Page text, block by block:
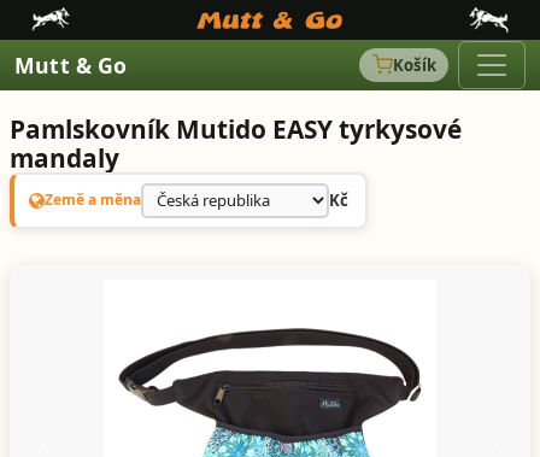
Mutt & Go Košík
Pamlskovník Mutido EASY tyrkysové
mandaly
Země a měna Kč